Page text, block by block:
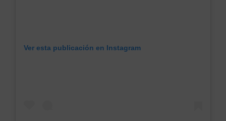
Ver esta publicación en Instagram